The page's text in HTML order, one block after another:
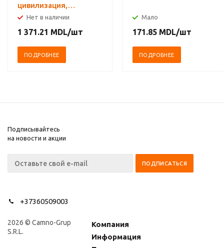
цивилизация,
экономика и
вв. Комплект в 3-х
томах
Нет в наличии
1 371.21 MDL/шт
ПОДРОБНЕЕ
Мало
171.85 MDL/шт
ПОДРОБНЕЕ
Подписывайтесь
на новости и акции
+37360509003
2026 © Camno-Grup
S.R.L.
Компания
Информация